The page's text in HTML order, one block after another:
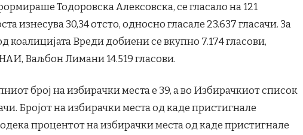
Тодоровска Алексовска, се гласало на 121
изнесува 30,34 отсто, односно гласале 23.637 гласачи. За
коалицијата Вреди добиени се вкупно 7.174 гласови,
Ваљбон Лимани 14.519 гласови.
број наизбирачки места е 39, а во Избирачкиот список
Бројот на избирачки места од каде пристигнале
процентот на избирачки места од каде пристигнале